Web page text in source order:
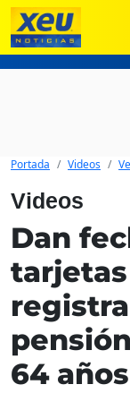
Portada Videos
Videos
Dan
64 años